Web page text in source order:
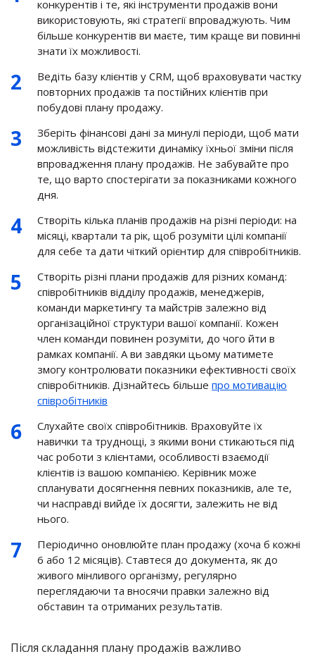
конкурентів і те, які інструменти продажів вони
використовують, які стратегії впроваджують. Чим
більше конкурентів ви маєте, тим краще ви повинні
знати їх можливості.
Ведіть базу клієнтів у CRM, щоб враховувати частку
повторних продажів та постійних клієнтів при
побудові плану продажу.
Зберіть фінансові дані за минулі періоди, щоб мати
можливість відстежити динаміку їхньої зміни після
впровадження плану продажів. Не забувайте про
те, що варто спостерігати за показниками кожного
дня.
Створіть кілька планів продажів на різні періоди: на
місяці, квартали та рік, щоб розуміти цілі компанії
для себе та дати чіткий орієнтир для співробітників.
Створіть різні плани продажів для різних команд:
співробітників відділу продажів, менеджерів,
команди маркетингу та майстрів залежно від
організаційної структури вашої компанії. Кожен
член команди повинен розуміти, до чого йти в
рамках компанії. А ви завдяки цьому матимете
змогу контролювати показники ефективності своїх
співробітників. Дізнайтесь більше про мотивацію
співробітників
Слухайте своїх співробітників. Враховуйте їх
навички та труднощі, з якими вони стикаються під
час роботи з клієнтами, особливості взаємодії
клієнтів із вашою компанією. Керівник може
спланувати досягнення певних показників, але те,
чи насправді вийде їх досягти, залежить не від
нього.
Періодично оновлюйте план продажу (хоча б кожні
6 або 12 місяців). Ставтеся до документа, як до
живого мінливого організму, регулярно
переглядаючи та вносячи правки залежно від
обставин та отриманих результатів.
Після складання плану продажів важливо